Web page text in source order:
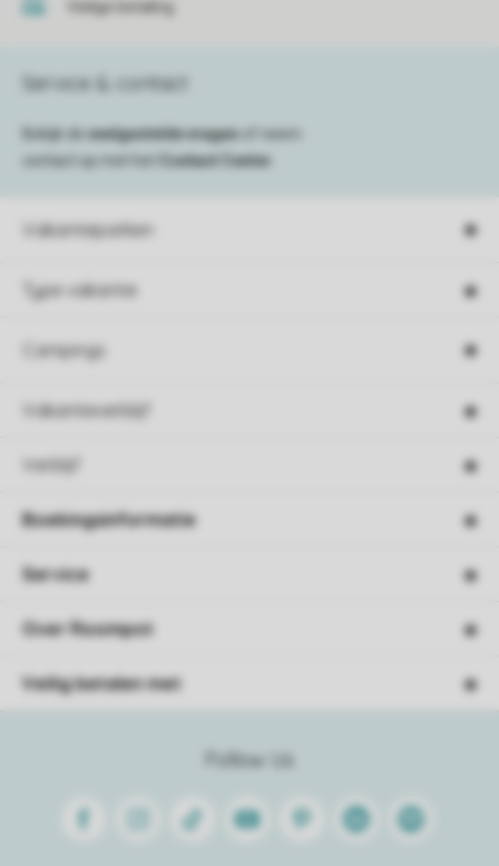
Veilige betaling
Vakantieparken
Type vakantie
Campings
Vakantieverblijf
Verblijf
Service & contact
Bekijk de veelgestelde vragen
of neem
contact op met het
Contact Center
Follow Us
FacebookInstagram
Tiktok Youtube PinterestLinkedinSpotify
Boekingsinformatie
Service
Over Roompot
Veilig betalen met